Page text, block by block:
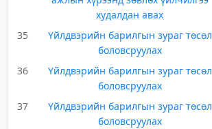
худалдан авах
35
Үйлдвэрийн барилгын зураг төсөл
боловсруулах
36
Үйлдвэрийн барилгын зураг төсөл
боловсруулах
37
Үйлдвэрийн барилгын зураг төсөл
боловсруулах